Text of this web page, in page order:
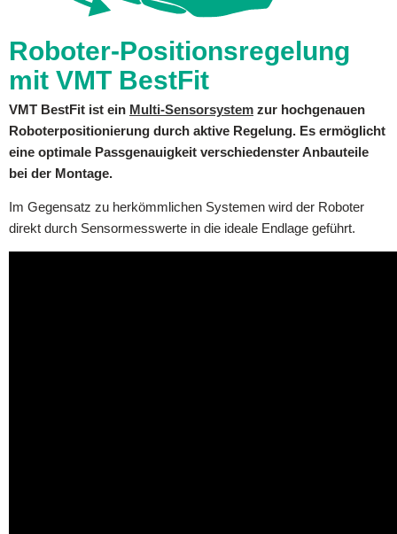
Roboter-Positionsregelung
mit VMT BestFit
VMT BestFit ist ein Multi-Sensorsystem zur hochgenauen
Roboterpositionierung durch aktive Regelung. Es ermöglicht
eine optimale Passgenauigkeit verschiedenster Anbauteile
bei der Montage.
Im Gegensatz zu herkömmlichen Systemen wird der Roboter
direkt durch Sensormesswerte in die ideale Endlage geführt.